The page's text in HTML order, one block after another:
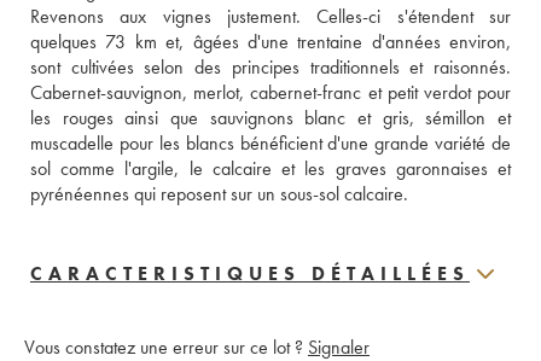
Revenons aux vignes justement. Celles-ci s'étendent sur
quelques 73 km et, âgées d'une trentaine d'années environ,
sont cultivées selon des principes traditionnels et raisonnés.
Cabernet-sauvignon, merlot, cabernet-franc et petit verdot pour
les rouges ainsi que sauvignons blanc et gris, sémillon et
muscadelle pour les blancs bénéficient d'une grande variété de
sol comme l'argile, le calcaire et les graves garonnaises et
pyrénéennes qui reposent sur un sous-sol calcaire.
CARACTERISTIQUES DÉTAILLÉES
Vous constatez une erreur sur ce lot ? Signaler